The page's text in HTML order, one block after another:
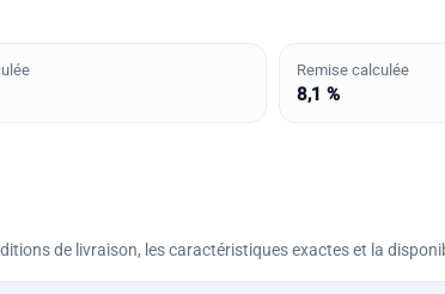
Remise calculée
8,1 %
de livraison, les caractéristiques exactes et la